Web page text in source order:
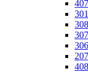
407
301
308
307
306
207
408